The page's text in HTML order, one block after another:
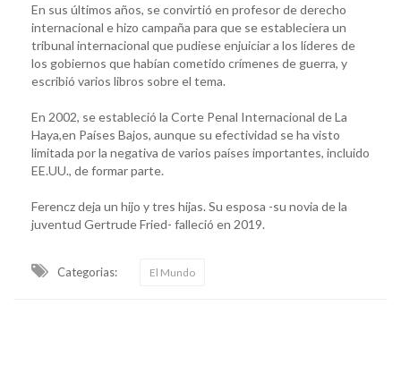
En sus últimos años, se convirtió en profesor de derecho
internacional e hizo campaña para que se estableciera un
tribunal internacional que pudiese enjuiciar a los líderes de
los gobiernos que habían cometido crímenes de guerra, y
escribió varios libros sobre el tema.
En 2002, se estableció la Corte Penal Internacional de La
Haya,en Países Bajos, aunque su efectividad se ha visto
limitada por la negativa de varios países importantes, incluido
EE.UU., de formar parte.
Ferencz deja un hijo y tres hijas. Su esposa -su novia de la
juventud Gertrude Fried- falleció en 2019.
Categorias: El Mundo